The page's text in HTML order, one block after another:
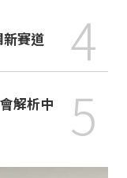
賽道 4
5